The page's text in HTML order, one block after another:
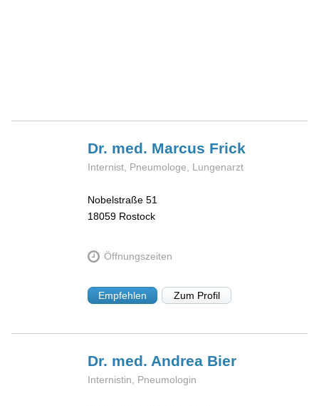
Dr. med. Marcus Frick
Internist, Pneumologe, Lungenarzt
Nobelstraße 51
18059 Rostock
Öffnungszeiten
Empfehlen Zum Profil
Dr. med. Andrea Bier
Internistin, Pneumologin